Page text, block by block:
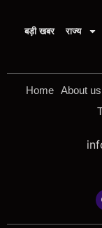
बड़ी खबर राज्य
Home About us